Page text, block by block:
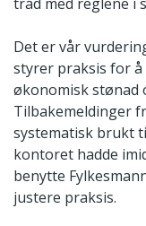
Det er vår
styrer praksis for
økonomisk stønad
Tilbakemeldinger
systematisk brukt
kontoret hadde
benytte
justere praksis.